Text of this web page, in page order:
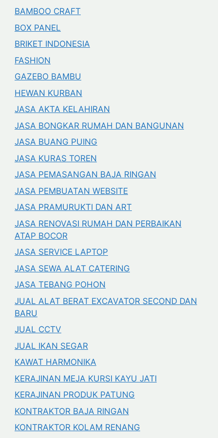
BAMBOO CRAFT
BOX PANEL
BRIKET INDONESIA
FASHION
GAZEBO BAMBU
HEWAN KURBAN
JASA AKTA KELAHIRAN
JASA BONGKAR RUMAH DAN BANGUNAN
JASA BUANG PUING
JASA KURAS TOREN
JASA PEMASANGAN BAJA RINGAN
JASA PEMBUATAN WEBSITE
JASA PRAMURUKTI DAN ART
JASA RENOVASI RUMAH DAN PERBAIKAN
ATAP BOCOR
JASA SERVICE LAPTOP
JASA SEWA ALAT CATERING
JASA TEBANG POHON
JUAL ALAT BERAT EXCAVATOR SECOND DAN
BARU
JUAL CCTV
JUAL IKAN SEGAR
KAWAT HARMONIKA
KERAJINAN MEJA KURSI KAYU JATI
KERAJINAN PRODUK PATUNG
KONTRAKTOR BAJA RINGAN
KONTRAKTOR KOLAM RENANG